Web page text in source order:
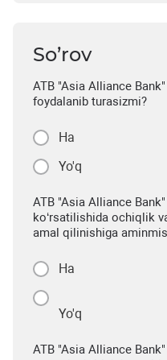
So’rov
ATB "Asia Alliance
foydalanib turasizmi?
Ha
Yo'q
ATB "Asia Alliance
ko‘rsatilishida ochiqlik
amal qilinishiga
Ha
Yo'q
ATB "Asia Alliance